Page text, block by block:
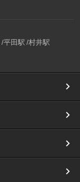
平田駅 村井駅